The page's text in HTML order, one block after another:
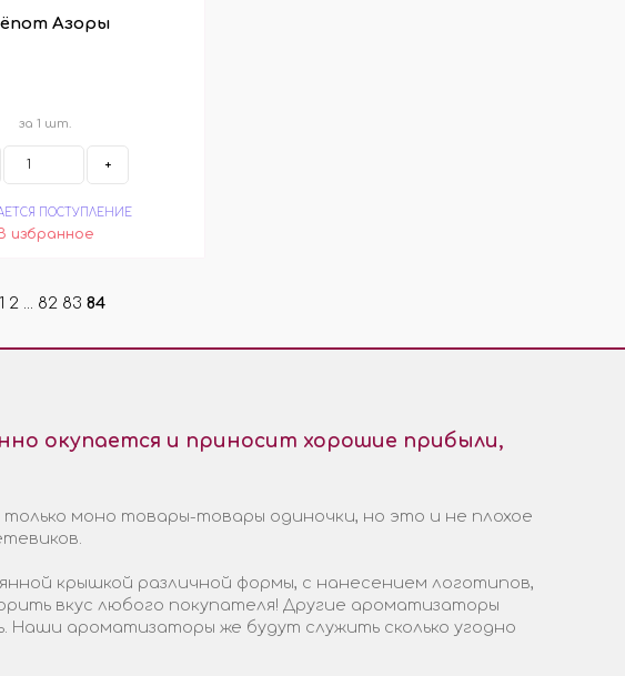
Азоры
за 1 шт.
+
ПОСТУПЛЕНИЕ
1 2 82 83 84
окупается и приносит хорошие прибыли,
моно товары-товары одиночки, но это и не плохое
крышкой различной формы, с нанесением логотипов,
вкус любого покупателя! Другие ароматизаторы
ароматизаторы же будут служить сколько угодно